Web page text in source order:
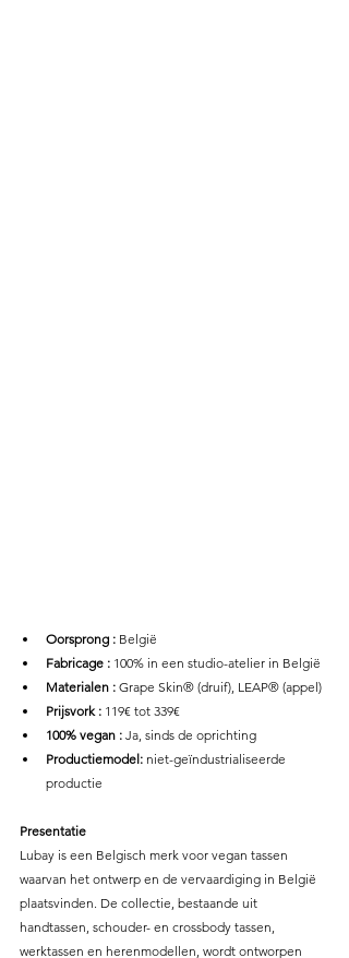
Oorsprong : België
Fabricage : 100% in een studio-atelier in België
Materialen : Grape Skin® (druif), LEAP® (appel)
Prijsvork : 119€ tot 339€
100% vegan : Ja, sinds de oprichting
Productiemodel: niet-geïndustrialiseerde
productie
Presentatie
Lubay is een Belgisch merk voor vegan tassen
waarvan het ontwerp en de vervaardiging in België
plaatsvinden. De collectie, bestaande uit
handtassen, schouder- en crossbody tassen,
werktassen en herenmodellen, wordt ontworpen